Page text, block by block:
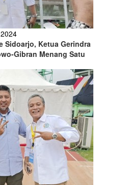
Sidoarjo, Ketua Gerindra
Gibran Menang Satu